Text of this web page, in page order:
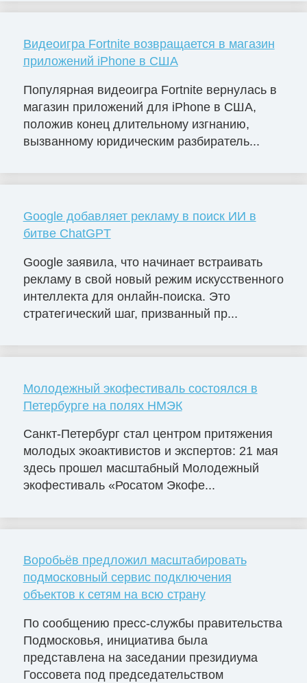
Видеоигра Fortnite возвращается в магазин
приложений iPhone в США
Популярная видеоигра Fortnite вернулась в
магазин приложений для iPhone в США,
положив конец длительному изгнанию,
вызванному юридическим разбиратель...
Google добавляет рекламу в поиск ИИ в
битве ChatGPT
Google заявила, что начинает встраивать
рекламу в свой новый режим искусственного
интеллекта для онлайн-поиска. Это
стратегический шаг, призванный пр...
Молодежный экофестиваль состоялся в
Петербурге на полях НМЭК
Санкт-Петербург стал центром притяжения
молодых экоактивистов и экспертов: 21 мая
здесь прошел масштабный Молодежный
экофестиваль «Росатом Экофе...
Воробьёв предложил масштабировать
подмосковный сервис подключения
объектов к сетям на всю страну
По сообщению пресс-службы правительства
Подмосковья, инициатива была
представлена на заседании президиума
Госсовета под председательством